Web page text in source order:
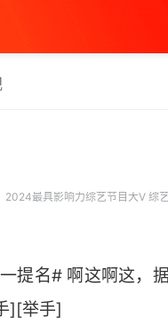
2024最具影响力综艺节目大V 综
提名# 啊这啊这，
][举手]